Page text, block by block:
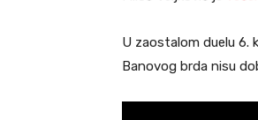
U zaostalom duelu 6.
Banovog brda nisu